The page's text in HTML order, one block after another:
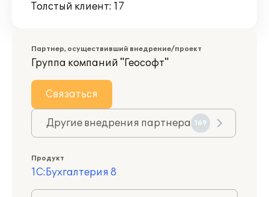
Толстый клиент: 17
Партнер, осуществивший внедрение/проект
Группа компаний "Геософт"
Связаться
Другие внедрения партнера 169
Продукт
1С:Бухгалтерия 8